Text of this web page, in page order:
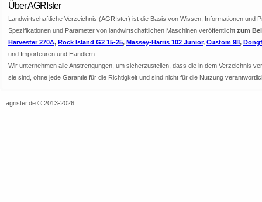
Über AGRIster
Landwirtschaftliche Verzeichnis (AGRIster) ist die Basis von Wissen, Informationen
Spezifikationen und Parameter von landwirtschaftlichen Maschinen veröffentlicht zum
Harvester 270A, Rock Island G2 15-25, Massey-Harris 102 Junior, Custom 98,
und Importeuren und Händlern.
Wir unternehmen alle Anstrengungen, um sicherzustellen, dass die in dem Verzeichnis
sie sind, ohne jede Garantie für die Richtigkeit und sind nicht für die Nutzung
agrister.de © 2013-2026